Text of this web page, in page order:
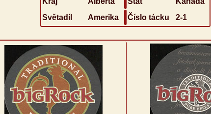
Světadíl
Amerika Číslo tácku 2-1